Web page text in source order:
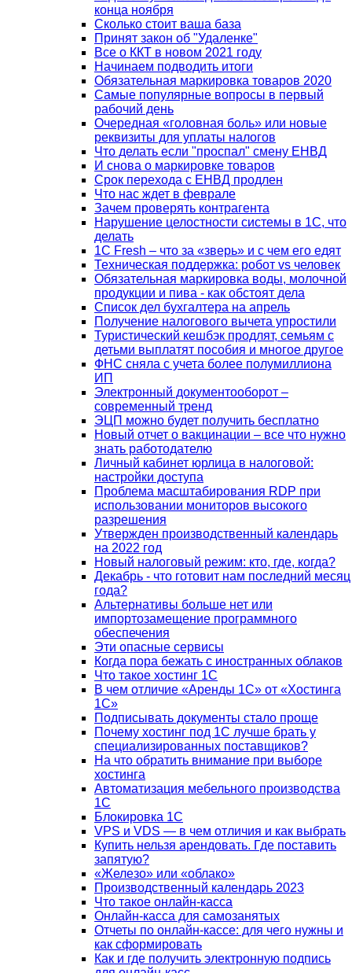
конца ноября
Сколько стоит ваша база
Принят закон об "Удаленке"
Все о ККТ в новом 2021 году
Начинаем подводить итоги
Обязательная маркировка товаров 2020
Самые популярные вопросы в первый
рабочий день
Очередная «головная боль» или новые
реквизиты для уплаты налогов
Что делать если "проспал" смену ЕНВД
И снова о маркировке товаров
Срок перехода с ЕНВД продлен
Что нас ждет в феврале
Зачем проверять контрагента
Нарушение целостности системы в 1С, что
делать
1С Fresh – что за «зверь» и с чем его едят
Техническая поддержка: робот vs человек
Обязательная маркировка воды, молочной
продукции и пива - как обстоят дела
Список дел бухгалтера на апрель
Получение налогового вычета упростили
Туристический кешбэк продлят, семьям с
детьми выплатят пособия и многое другое
ФНС сняла с учета более полумиллиона
ИП
Электронный документооборот –
современный тренд
ЭЦП можно будет получить бесплатно
Новый отчет о вакцинации – все что нужно
знать работодателю
Личный кабинет юрлица в налоговой:
настройки доступа
Проблема масштабирования RDP при
использовании мониторов высокого
разрешения
Утвержден производственный календарь
на 2022 год
Новый налоговый режим: кто, где, когда?
Декабрь - что готовит нам последний месяц
года?
Альтернативы больше нет или
импортозамещение программного
обеспечения
Эти опасные сервисы
Когда пора бежать с иностранных облаков
Что такое хостинг 1С
В чем отличие «Аренды 1С» от «Хостинга
1С»
Подписывать документы стало проще
Почему хостинг под 1С лучше брать у
специализированных поставщиков?
На что обратить внимание при выборе
хостинга
Автоматизация мебельного производства
1С
Блокировка 1С
VPS и VDS — в чем отличия и как выбрать
Купить нельзя арендовать. Где поставить
запятую?
«Железо» или «облако»
Производственный календарь 2023
Что такое онлайн-касса
Онлайн-касса для самозанятых
Отчеты по онлайн-кассе: для чего нужны и
как сформировать
Как и где получить электронную подпись